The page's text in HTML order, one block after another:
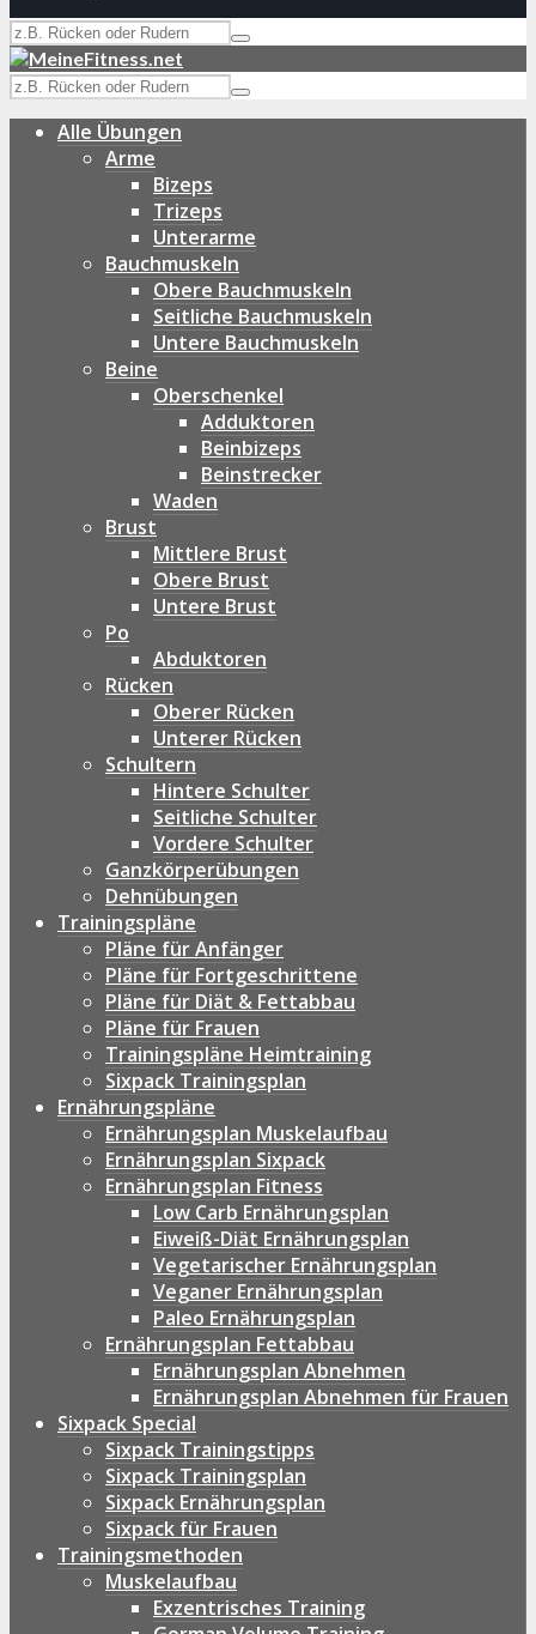
Alle Übungen
Arme
Bizeps
Trizeps
Unterarme
Bauchmuskeln
Obere Bauchmuskeln
Seitliche Bauchmuskeln
Untere Bauchmuskeln
Beine
Oberschenkel
Adduktoren
Beinbizeps
Beinstrecker
Waden
Brust
Mittlere Brust
Obere Brust
Untere Brust
Po
Abduktoren
Rücken
Oberer Rücken
Unterer Rücken
Schultern
Hintere Schulter
Seitliche Schulter
Vordere Schulter
Ganzkörperübungen
Dehnübungen
Trainingspläne
Pläne für Anfänger
Pläne für Fortgeschrittene
Pläne für Diät & Fettabbau
Pläne für Frauen
Trainingspläne Heimtraining
Sixpack Trainingsplan
Ernährungspläne
Ernährungsplan Muskelaufbau
Ernährungsplan Sixpack
Ernährungsplan Fitness
Low Carb Ernährungsplan
Eiweiß-Diät Ernährungsplan
Vegetarischer Ernährungsplan
Veganer Ernährungsplan
Paleo Ernährungsplan
Ernährungsplan Fettabbau
Ernährungsplan Abnehmen
Ernährungsplan Abnehmen für Frauen
Sixpack Special
Sixpack Trainingstipps
Sixpack Trainingsplan
Sixpack Ernährungsplan
Sixpack für Frauen
Trainingsmethoden
Muskelaufbau
Exzentrisches Training